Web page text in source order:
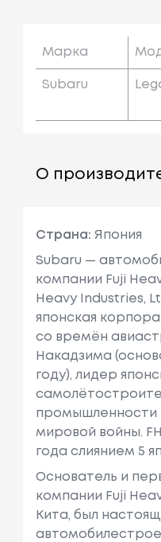
Марка
Subaru
О
Страна: Япония
Subaru —
компании Fuji
Heavy Industries,
японская
со времён
Накадзима
году), лидер
промышленности
мировой войны.
года слиянием 5
Основатель и
компании Fuji
Кита, был